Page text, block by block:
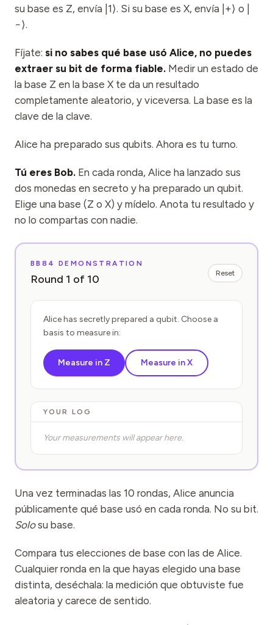
su base es Z, envía |1⟩. Si su base es X, envía |+⟩ o |
−⟩.
Fíjate: si no sabes qué base usó Alice, no puedes
extraer su bit de forma fiable. Medir un estado de
la base Z en la base X te da un resultado
completamente aleatorio, y viceversa. La base es la
clave de la clave.
Alice ha preparado sus qubits. Ahora es tu turno.
Tú eres Bob. En cada ronda, Alice ha lanzado sus
dos monedas en secreto y ha preparado un qubit.
Elige una base (Z o X) y mídelo. Anota tu resultado y
no lo compartas con nadie.
BB84 DEMONSTRATION
Round 1 of 10 Reset
Alice has secretly prepared a qubit. Choose a
basis to measure in:
Measure in Z Measure in X
YOUR LOG
Your measurements will appear here.
Una vez terminadas las 10 rondas, Alice anuncia
públicamente qué base usó en cada ronda. No su bit.
Solosu base.
Compara tus elecciones de base con las de Alice.
Cualquier ronda en la que hayas elegido una base
distinta, deséchala: la medición que obtuviste fue
aleatoria y carece de sentido.